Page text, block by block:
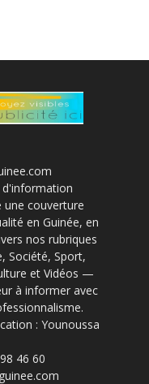
d'information
une couverture
en Guinée, en
nos rubriques
Société, Sport,
et Vidéos —
à informer avec
: Younoussa
46 60